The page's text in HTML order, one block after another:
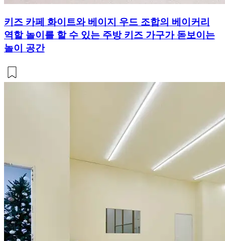
키즈 카페 화이트와 베이지 우드 조합의 베이커리
역할 놀이를 할 수 있는 주방 키즈 가구가 돋보이는
놀이 공간